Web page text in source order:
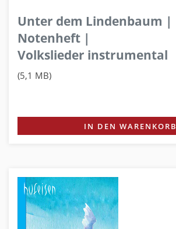
Unter dem Lindenbaum |
Notenheft |
Volkslieder instrumental
(5,1 MB)
IN DEN WARENKORB